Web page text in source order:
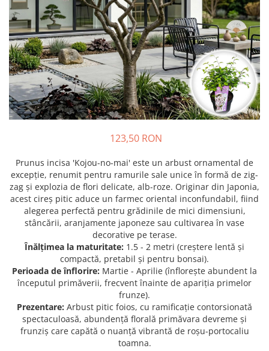
Bulbi de Echinacea
Bulbi de Frezie
Bulbi de Fritillaria
Bulbi de Gaillardia (Kokarda)
Bulbi de Gladiole
Bulbi de Irisi - Stanjenel
Bulbi de Lalele
Bulbi de Narcise
Bulbi de Ranunculus
Bulbi de Tigridia
Bulbi de Zambile
Bulbi de Zantedeschia
Mixuri de Bulbi
Seminte de Flori
Seminte de Ierburi
Seminte de Legume/Fructe
Păr - Pyrus communis
Smochini - Ficus carica
Viță de Vie - Vitis
Zmeur - Rubus
123,50 RON
Prunus incisa 'Kojou-no-mai' este un arbust ornamental de
excepție, renumit pentru ramurile sale unice în formă de zig-
zag și explozia de flori delicate, alb-roze. Originar din Japonia,
acest cireș pitic aduce un farmec oriental inconfundabil, fiind
alegerea perfectă pentru grădinile de mici dimensiuni,
stâncării, aranjamente japoneze sau cultivarea în vase
decorative pe terase.
Înălțimea la maturitate: 1.5 - 2 metri (creștere lentă și
compactă, pretabil și pentru bonsai).
Perioada de înflorire: Martie - Aprilie (înflorește abundent la
începutul primăverii, frecvent înainte de apariția primelor
frunze).
Prezentare: Arbust pitic foios, cu ramificație contorsionată
spectaculoasă, abundență florală primăvara devreme și
frunziș care capătă o nuanță vibrantă de roșu-portocaliu
toamna.